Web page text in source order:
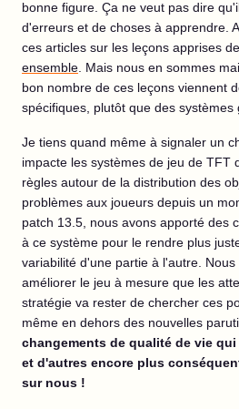
bonne figure. Ça ne veut pas dire
d'erreurs et de choses à apprendre.
ces articles sur les leçons apprises
ensemble. Mais nous en sommes
bon nombre de ces leçons viennent
spécifiques, plutôt que des systèmes
Je tiens quand même à signaler un
impacte les systèmes de jeu de TFT
règles autour de la distribution des
problèmes aux joueurs depuis un
patch 13.5, nous avons apporté des
à ce système pour le rendre plus
variabilité d'une partie à l'autre.
améliorer le jeu à mesure que les
stratégie va rester de chercher ces
même en dehors des nouvelles
changements de qualité de vie
et d'autres encore plus
sur nous !